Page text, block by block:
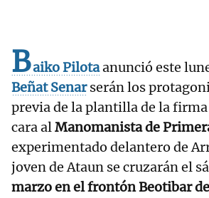
Baiko Pilotaanunció este
Beñat Senar serán los
previa de la plantilla de la
cara alManomanista de
experimentado delantero de
joven de Ataun se cruzarán el
marzo en el frontón Beotibar